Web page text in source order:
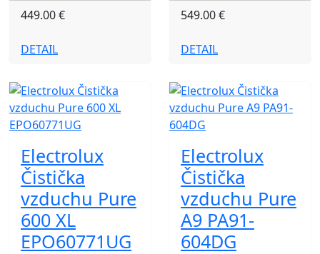
449.00 €
DETAIL
549.00 €
DETAIL
Electrolux
Čistička
vzduchu Pure
600 XL
EPO60771UG
Electrolux
Čistička
vzduchu Pure
A9 PA91-
604DG